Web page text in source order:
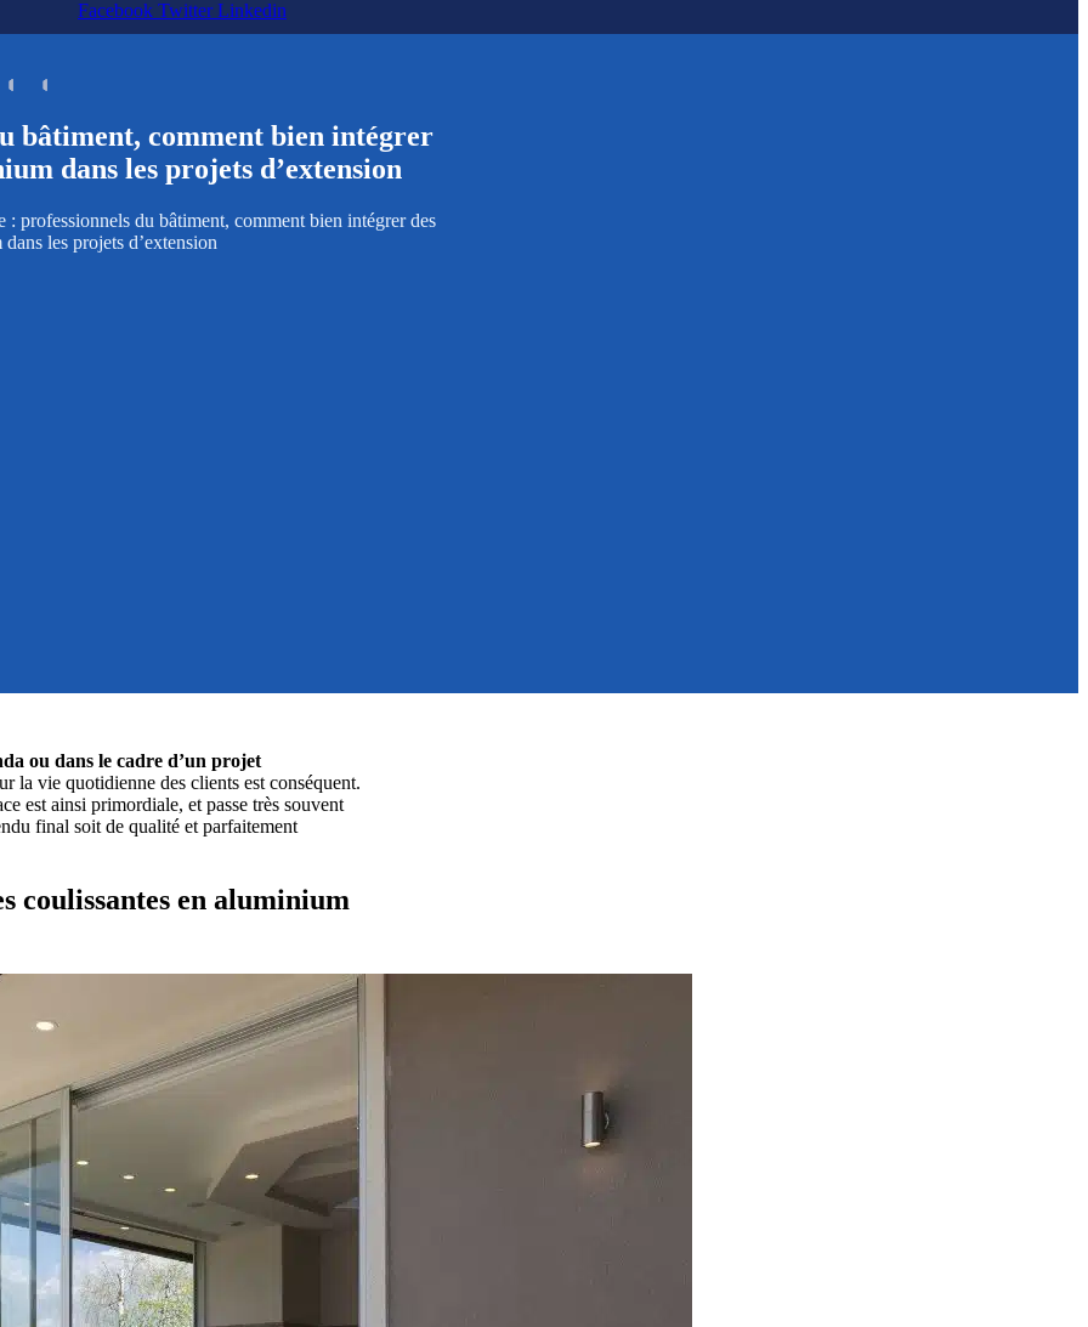
Facebook Twitter Linkedin
bâtiment, comment bien intégrer
dans les projets d’extension
: professionnels du bâtiment, comment bien intégrer des
les projets d’extension
ou dans le cadre d’un projet
la vie quotidienne des clients est conséquent.
est ainsi primordiale, et passe très souvent
final soit de qualité et parfaitement
coulissantes en aluminium